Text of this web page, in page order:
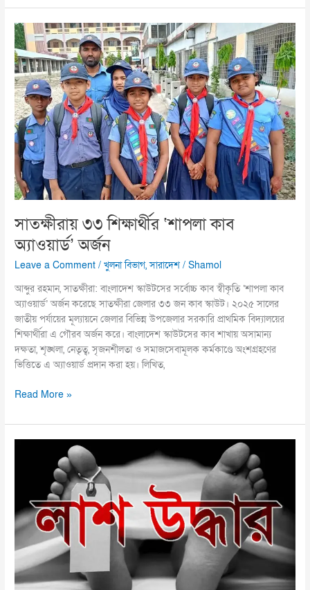
সাতক্ষীরায় ৩৩ শিক্ষার্থীর ‘শাপলা কাব
অ্যাওয়ার্ড’ অর্জন
Leave a Comment /খুলনা বিভাগ,সারাদেশ /Shamol
আব্দুর রহমান, সাতক্ষীরা: বাংলাদেশ স্কাউটসের সর্বোচ্চ কাব স্বীকৃতি ‘শাপলা কাব
অ্যাওয়ার্ড’ অর্জন করেছে সাতক্ষীরা জেলার ৩৩ জন কাব স্কাউট। ২০২৫ সালের
জাতীয় পর্যায়ের মূল্যায়নে জেলার বিভিন্ন উপজেলার সরকারি প্রাথমিক বিদ্যালয়ের
শিক্ষার্থীরা এ গৌরব অর্জন করে। বাংলাদেশ স্কাউটসের কাব শাখায় অসামান্য
দক্ষতা, শৃঙ্খলা, নেতৃত্ব, সৃজনশীলতা ও সমাজসেবামূলক কর্মকাণ্ডে অংশগ্রহণের
ভিত্তিতে এ অ্যাওয়ার্ড প্রদান করা হয়। লিখিত,
সাতক্ষীরায়
৩৩
শিক্ষার্থীর
‘শাপলা
কাব
অ্যাওয়ার্ড’
অর্জন
Read More »
উদ্ধার